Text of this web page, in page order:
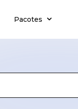
Pacotes